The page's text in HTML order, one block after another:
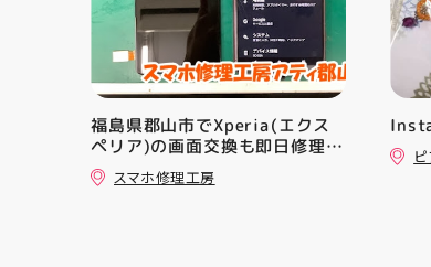
福島県郡山市でXperia(エクス
ペリア)の画面交換も即日修理対
応😊💪スマホ修理工房